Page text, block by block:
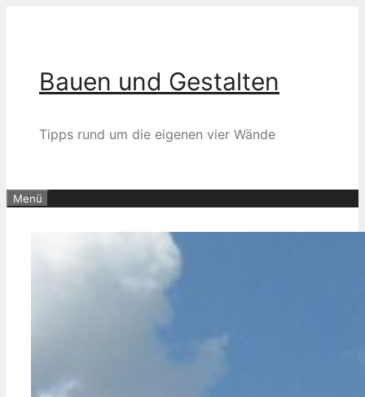
Bauen und Gestalten
Tipps rund um die eigenen vier Wände
Menü